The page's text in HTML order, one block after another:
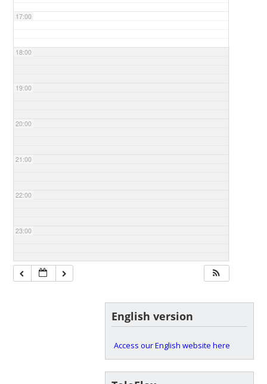
17:00
18:00
19:00
20:00
21:00
22:00
23:00
English version
Access our English website here